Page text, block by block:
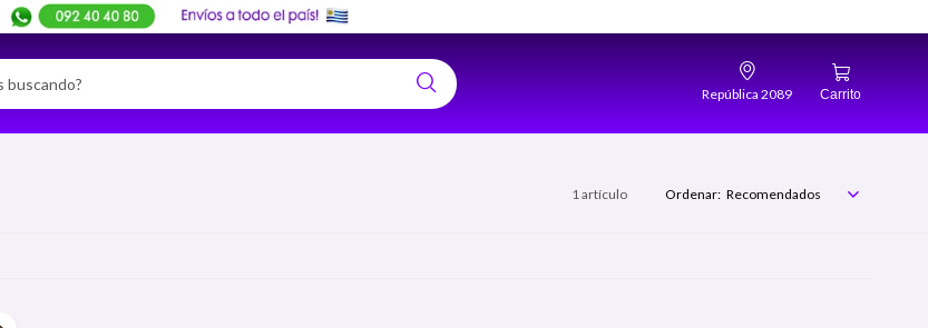
República 2089
1 artículo Recomendados